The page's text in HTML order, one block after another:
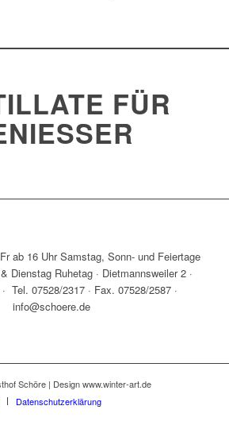
FÜR
ab 16 Uhr Samstag, Sonn- und Feiertage
Dienstag Ruhetag · Dietmannsweiler 2 ·
Tel. 07528/2317 · Fax. 07528/2587 ·
info@schoere.de
Schöre | Design www.winter-art.de
Datenschutzerklärung